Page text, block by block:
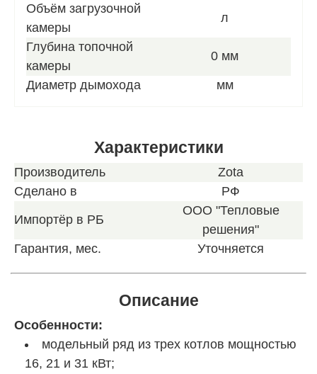
Объём загрузочной
камеры
л
Глубина топочной
камеры
0 мм
Диаметр дымохода мм
Характеристики
Производитель
Zota
Сделано в
РФ
Импортёр в РБ
ООО "Тепловые
решения"
Гарантия, мес.
Уточняется
Описание
Особенности:
модельный ряд из трех котлов мощностью
16, 21 и 31 кВт;